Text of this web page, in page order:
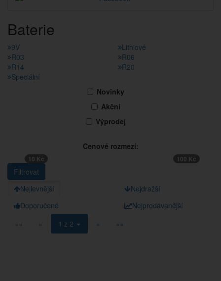
Baterie
9V
Lithiové
R03
R06
R14
R20
Speciální
Novinky
Akční
Výprodej
Cenové rozmezí:
10 Kč 100 Kč
Nejlevnější
Nejdražší
Doporučené
Nejprodávanější
««
« 1 z 2 » »»